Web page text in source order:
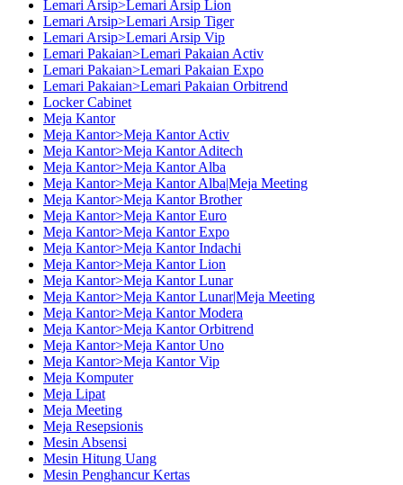
Lemari Arsip>Lemari Arsip Lion
Lemari Arsip>Lemari Arsip Tiger
Lemari Arsip>Lemari Arsip Vip
Lemari Pakaian>Lemari Pakaian Activ
Lemari Pakaian>Lemari Pakaian Expo
Lemari Pakaian>Lemari Pakaian Orbitrend
Locker Cabinet
Meja Kantor
Meja Kantor>Meja Kantor Activ
Meja Kantor>Meja Kantor Aditech
Meja Kantor>Meja Kantor Alba
Meja Kantor>Meja Kantor Alba|Meja Meeting
Meja Kantor>Meja Kantor Brother
Meja Kantor>Meja Kantor Euro
Meja Kantor>Meja Kantor Expo
Meja Kantor>Meja Kantor Indachi
Meja Kantor>Meja Kantor Lion
Meja Kantor>Meja Kantor Lunar
Meja Kantor>Meja Kantor Lunar|Meja Meeting
Meja Kantor>Meja Kantor Modera
Meja Kantor>Meja Kantor Orbitrend
Meja Kantor>Meja Kantor Uno
Meja Kantor>Meja Kantor Vip
Meja Komputer
Meja Lipat
Meja Meeting
Meja Resepsionis
Mesin Absensi
Mesin Hitung Uang
Mesin Penghancur Kertas